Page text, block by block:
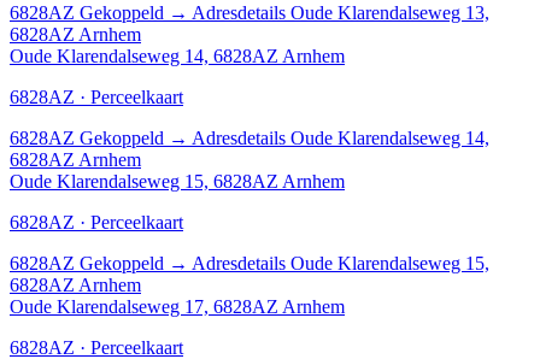
6828AZ Gekoppeld → Adresdetails Oude Klarendalseweg 13,
6828AZ Arnhem
Oude Klarendalseweg 14, 6828AZ Arnhem
6828AZ · Perceelkaart
6828AZ Gekoppeld → Adresdetails Oude Klarendalseweg 14,
6828AZ Arnhem
Oude Klarendalseweg 15, 6828AZ Arnhem
6828AZ · Perceelkaart
6828AZ Gekoppeld → Adresdetails Oude Klarendalseweg 15,
6828AZ Arnhem
Oude Klarendalseweg 17, 6828AZ Arnhem
6828AZ · Perceelkaart